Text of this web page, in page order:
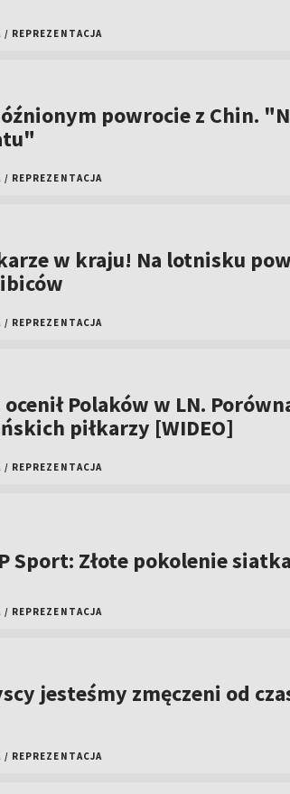
/ REPREZENTACJA
powrocie z Chin.
/ REPREZENTACJA
w kraju! Na lotnisku
/ REPREZENTACJA
Polaków w LN.
piłkarzy [WIDEO]
/ REPREZENTACJA
Sport: Złote pokolenie
/ REPREZENTACJA
jesteśmy zmęczeni od
/ REPREZENTACJA